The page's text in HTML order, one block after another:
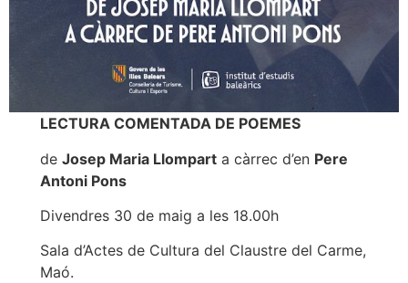
LECTURA COMENTADA DE POEMES
deJosep Maria Llompart a càrrec d’en Pere
Antoni Pons
Divendres 30 de maig a les 18.00h
Sala d’Actes de Cultura del Claustre del Carme,
Maó.